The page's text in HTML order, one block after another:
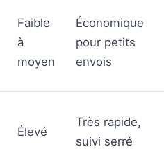
Faible
à
moyen
Économique
pour petits
envois
Élevé
Très rapide,
suivi serré